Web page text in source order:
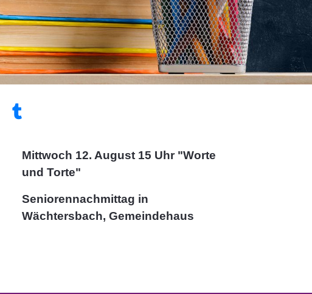
Mittwoch 12. August 15 Uhr "Worte
und Torte"
Seniorennachmittag in
Wächtersbach, Gemeindehaus